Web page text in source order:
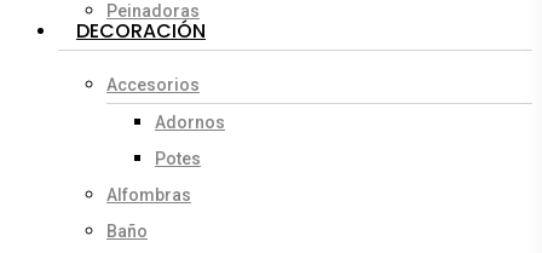
Peinadoras
DECORACIÓN
Accesorios
Adornos
Potes
Alfombras
Baño